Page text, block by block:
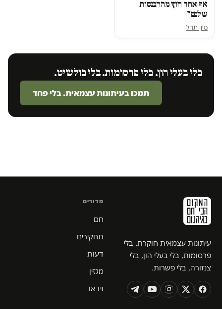
אף אחד חוץ מההכנסות
שלכם"
סיון תהל
בלי בעלי הון. בלי פרסומות. בלי בולשיט.
תמכו בעיתונות עצמאית. בלי פחד
עיתונות עצמאית חוקרת. בלי
פרסומות, בלי בעלי הון, בלי
צנזורה, בלי פשרות.
מדורים
חם
תחקירים
דעות
מגזין
וידאו